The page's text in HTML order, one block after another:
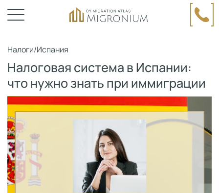
Налоги/Испания
Налоговая система в Испании:
что нужно знать при иммиграции